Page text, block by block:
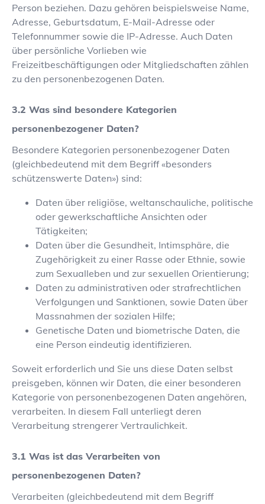
Person beziehen. Dazu gehören beispielsweise Name,
Adresse, Geburtsdatum, E-Mail-Adresse oder
Telefonnummer sowie die IP-Adresse. Auch Daten
über persönliche Vorlieben wie
Freizeitbeschäftigungen oder Mitgliedschaften zählen
zu den personenbezogenen Daten.
Was sind besondere Kategorien
personenbezogener Daten?
Besondere Kategorien personenbezogener Daten
(gleichbedeutend mit dem Begriff «besonders
schützenswerte Daten») sind:
Daten über religiöse, weltanschauliche, politische
oder gewerkschaftliche Ansichten oder
Tätigkeiten;
Daten über die Gesundheit, Intimsphäre, die
Zugehörigkeit zu einer Rasse oder Ethnie, sowie
zum Sexualleben und zur sexuellen Orientierung;
Daten zu administrativen oder strafrechtlichen
Verfolgungen und Sanktionen, sowie Daten über
Massnahmen der sozialen Hilfe;
Genetische Daten und biometrische Daten, die
eine Person eindeutig identifizieren.
Soweit erforderlich und Sie uns diese Daten selbst
preisgeben, können wir Daten, die einer besonderen
Kategorie von personenbezogenen Daten angehören,
verarbeiten. In diesem Fall unterliegt deren
Verarbeitung strengerer Vertraulichkeit.
Was ist das Verarbeiten von
personenbezogenen Daten?
Verarbeiten (gleichbedeutend mit dem Begriff